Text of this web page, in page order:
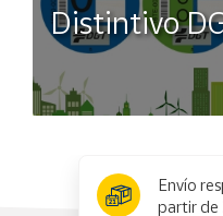
Distintivo
Envío
partir de